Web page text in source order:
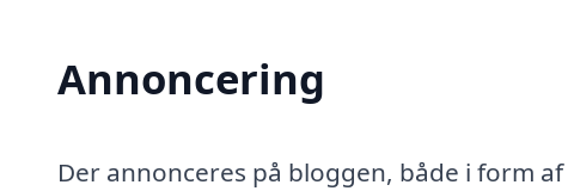
Annoncering
Der annonceres på bloggen, både i form